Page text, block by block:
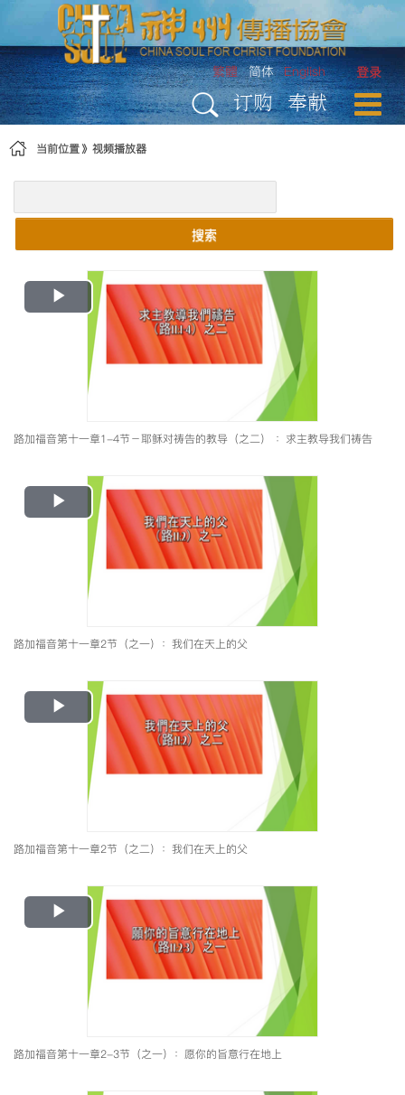
跳转到内容
登录
繁體 简体 English
订购 奉献
当前位置 视频播放器
搜索
Play
Video
路加福音第十一章1-4节－耶稣对祷告的教导（之二） ：求主教导我们祷告
Play
Video
路加福音第十一章2节（之一）：我们在天上的父
Play
Video
路加福音第十一章2节（之二）：我们在天上的父
Play
Video
路加福音第十一章2-3节（之一）：愿你的旨意行在地上